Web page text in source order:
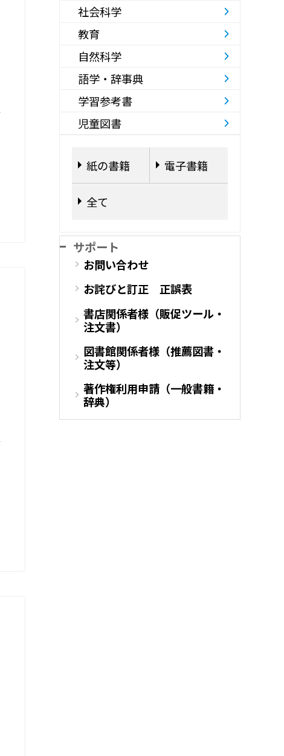
社会科学
教育
自然科学
語学・辞事典
学習参考書
児童図書
紙の書籍 電子書籍
全て
サポート
お問い合わせ
お詫びと訂正 正誤表
書店関係者様（販促ツール・
注文書）
図書館関係者様（推薦図書・
注文等）
著作権利用申請（一般書籍・
辞典）